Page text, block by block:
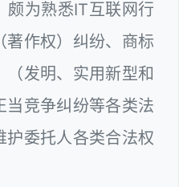
颇为熟悉IT互联网行
著作权）纠纷、商标
（发明、实用新型和
当竞争纠纷等各类法
护委托人各类合法权